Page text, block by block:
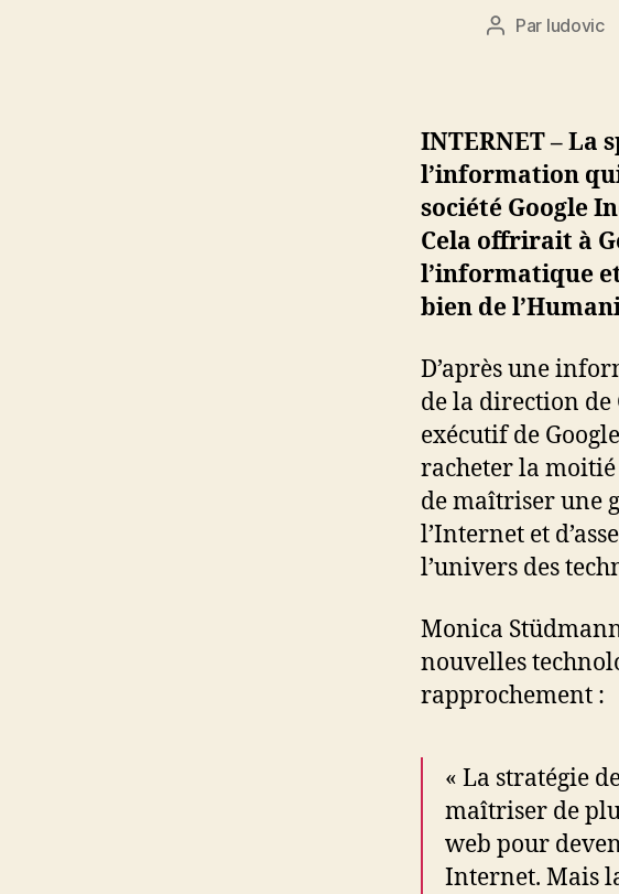
Auteur
Par ludovic
INTERNET – La
l’information
société Google
Cela offrirait à
l’informatique
bien de
D’après une
de la direction de
exécutif de
racheter la
de maîtriser une
l’Internet et
l’univers des
Monica
nouvelles
rapprochement :
« La stratégie
maîtriser de
web pour
Internet. Mais